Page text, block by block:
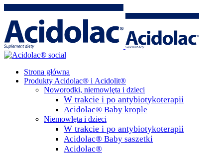
Strona główna
Produkty Acidolac® i Acidolit®
Noworodki, niemowlęta i dzieci
W trakcie i po antybiotykoterapii
Acidolac® Baby krople
Niemowlęta i dzieci
W trakcie i po antybiotykoterapii
Acidolac® Baby saszetki
Acidolac®